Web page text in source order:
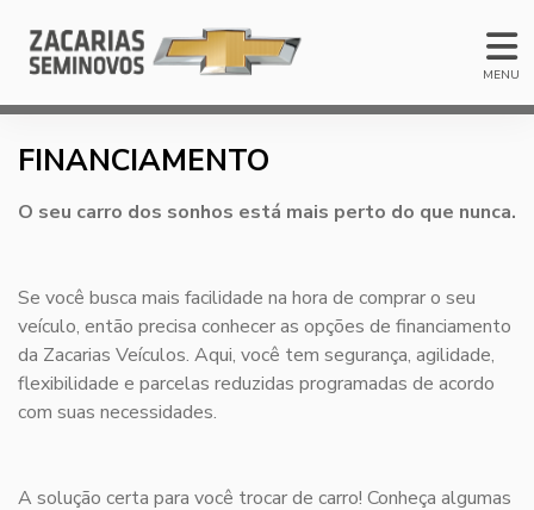
MENU
FINANCIAMENTO
O seu carro dos sonhos está mais perto do que nunca.
Se você busca mais facilidade na hora de comprar o seu
veículo, então precisa conhecer as opções de financiamento
da Zacarias Veículos. Aqui, você tem segurança, agilidade,
flexibilidade e parcelas reduzidas programadas de acordo
com suas necessidades.
A solução certa para você trocar de carro! Conheça algumas